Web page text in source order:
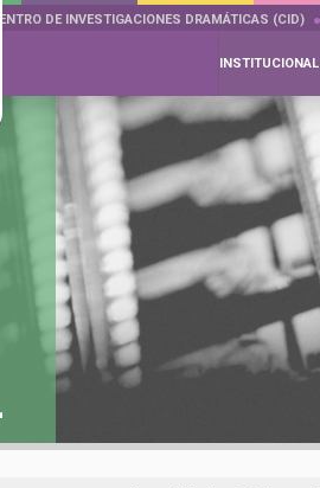
DE INVESTIGACIONES DRAMÁTICAS (CID)
INSTITUCIONAL